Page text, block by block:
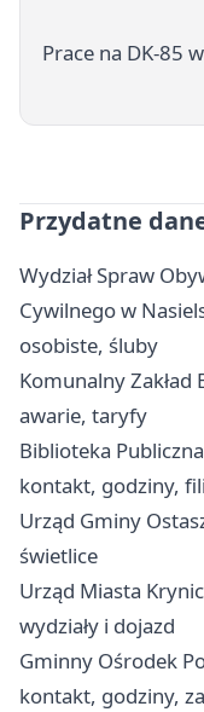
Prace na DK-85
Przydatne
Wydział Spraw
Cywilnego w
osobiste, śluby
Komunalny
awarie, taryfy
Biblioteka
kontakt, godziny,
Urząd Gminy
świetlice
Urząd Miasta
wydziały i dojazd
Gminny Ośrodek
kontakt, godziny,